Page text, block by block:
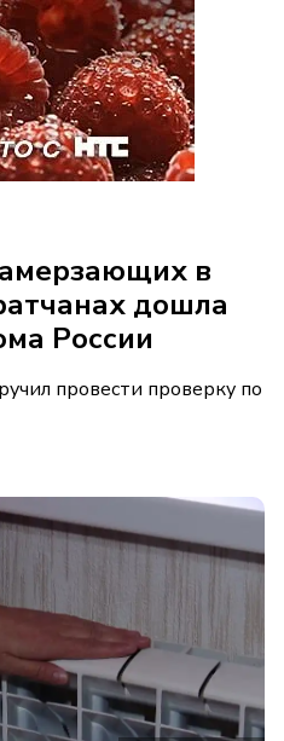
в
дошла
России
провести проверку по